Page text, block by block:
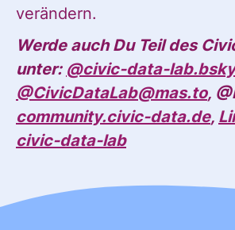
verändern.
Werde auch Du Teil des
unter: @civic-data-
@CivicDataLab@mas.to,
community.civic-data.de,
civic-data-lab